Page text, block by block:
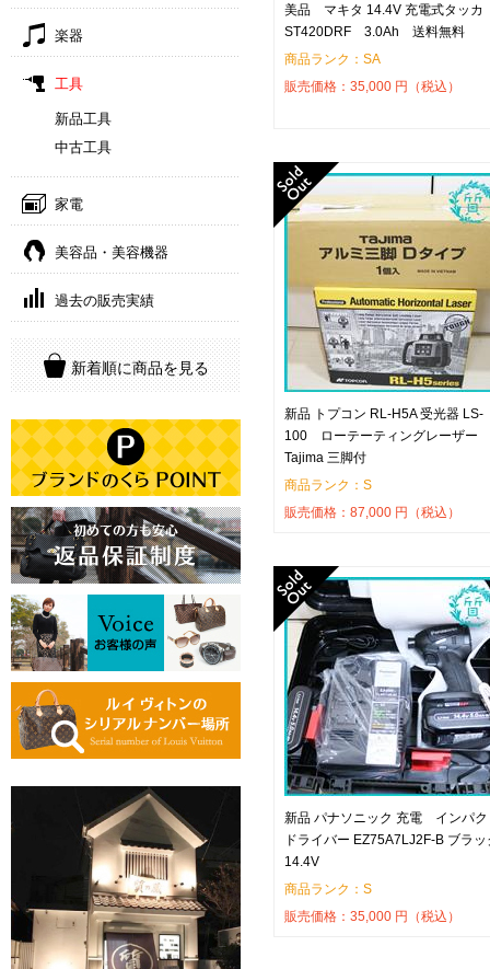
楽器
工具
新品工具
中古工具
家電
美容品・美容機器
過去の販売実績
新着順に商品を見る
美品 マキタ 14.4V 充電式タッカ
ST420DRF 3.0Ah 送料無料
商品ランク：SA
販売価格： 35,000 円（税込）
新品 トプコン RL-H5A 受光器 LS-
100 ローテーティングレーザー
Tajima 三脚付
商品ランク：S
販売価格： 87,000 円（税込）
新品 パナソニック 充電 インパク
ドライバー EZ75A7LJ2F-B ブラッ
14.4V
商品ランク：S
販売価格： 35,000 円（税込）